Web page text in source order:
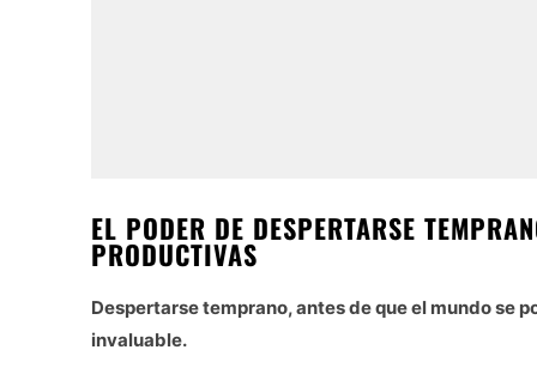
EL PODER DE DESPERTARSE
PRODUCTIVAS
Despertarse temprano, antes de que el mundo se
invaluable.